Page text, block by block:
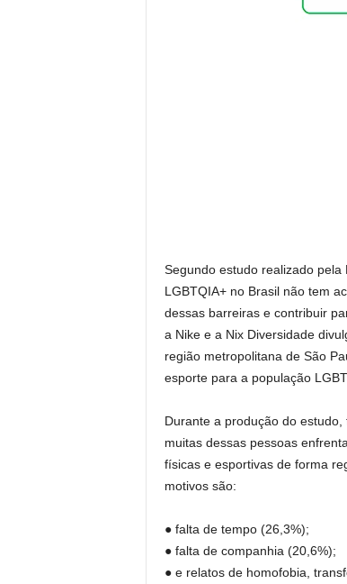
Segundo estudo realizado
LGBTQIA+ no Brasil não tem
dessas barreiras e contribuir
a Nike e a Nix Diversidade
região metropolitana de São
esporte para a população
Durante a produção do
muitas dessas pessoas
físicas e esportivas de forma
motivos são:
● falta de tempo (26,3%);
● falta de companhia (20,6%);
● e relatos de homofobia,